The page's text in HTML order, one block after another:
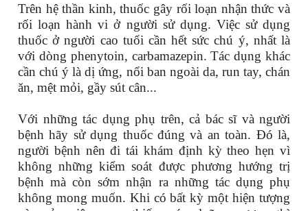
Trên hệ thần kinh, thuốc gây rối loạn nhận thức và
rối loạn hành vi ở người sử dụng. Việc sử dụng
thuốc ở người cao tuổi cần hết sức chú ý, nhất là
với dòng phenytoin, carbamazepin. Tác dụng khác
cần chú ý là dị ứng, nổi ban ngoài da, run tay, chán
ăn, mệt mỏi, gầy sút cân...
Với những tác dụng phụ trên, cả bác sĩ và người
bệnh hãy sử dụng thuốc đúng và an toàn. Đó là,
người bệnh nên đi tái khám định kỳ theo hẹn vì
không những kiểm soát được phương hướng trị
bệnh mà còn sớm nhận ra những tác dụng phụ
không mong muốn. Khi có bất kỳ một hiện tượng